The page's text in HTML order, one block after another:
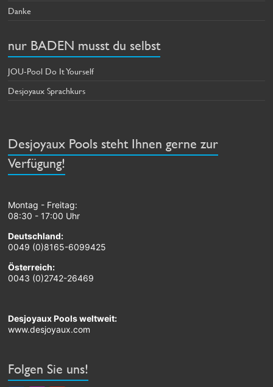
Danke
nur BADEN musst du selbst
JOU-Pool Do It Yourself
Desjoyaux Sprachkurs
Desjoyaux Pools steht Ihnen gerne zur
Verfügung!
Montag - Freitag:
08:30 - 17:00 Uhr
Deutschland:
0049 (0)8165-6099425
Österreich:
0043 (0)2742-26469
Desjoyaux Pools weltweit:
www.desjoyaux.com
Folgen Sie uns!